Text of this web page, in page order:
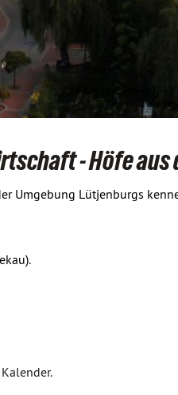
- Höfe aus
Umgebung Lütjenburgs